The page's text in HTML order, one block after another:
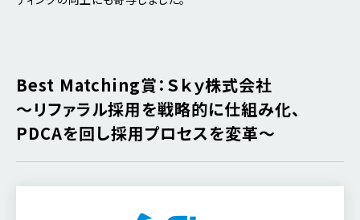
Best Matching賞：Ｓｋｙ株式会社
～リファラル採用を戦略的に仕組み化、
PDCAを回し採用プロセスを変革～